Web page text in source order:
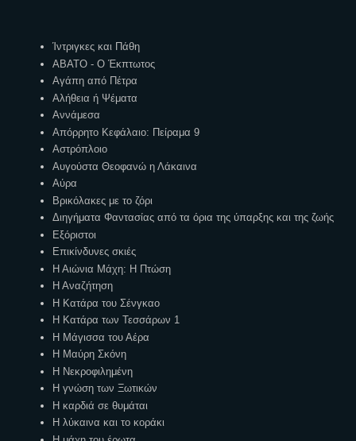
Ίντριγκες και Πάθη
ΑΒΑΤΟ - Ο Έκπτωτος
Αγάπη από Πέτρα
Αλήθεια ή Ψέματα
Αννάμεσα
Απόρρητο Κεφάλαιο: Πείραμα 9
Αστρόπλοιο
Αυγούστα Θεοφανώ η Λάκαινα
Αύρα
Βρικόλακες με το ζόρι
Διηγήματα Φαντασίας από τα όρια της ύπαρξης και της ζωής
Εξόριστοι
Επικίνδυνες σκιές
Η Αιώνια Μάχη: Η Πτώση
Η Αναζήτηση
Η Κατάρα του Σένγκαο
Η Κατάρα των Τεσσάρων 1
Η Μάγισσα του Αέρα
Η Μαύρη Σκόνη
Η Νεκροφιλημένη
Η γνώση των Ξωτικών
Η καρδιά σε θυμάται
Η λύκαινα και το κοράκι